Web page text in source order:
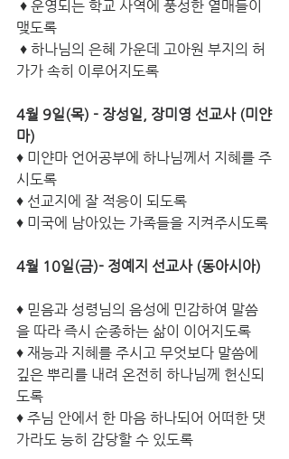
맺도록
가가 속히 이루어지도록
4월 9일(목) - 장성일, 장미영 선교사 (미얀
마)
♦ 미얀마 언어공부에 하나님께서 지혜를 주
시도록
♦ 선교지에 잘 적응이 되도록
♦ 미국에 남아있는 가족들을 지켜주시도록
4월 10일(금)- 정예지 선교사 (동아시아)
♦ 믿음과 성령님의 음성에 민감하여 말씀
을 따라 즉시 순종하는 삶이 이어지도록
♦ 재능과 지혜를 주시고 무엇보다 말씀에
깊은 뿌리를 내려 온전히 하나님께 헌신되
도록
♦ 주님 안에서 한 마음 하나되어 어떠한 댓
가라도 능히 감당할 수 있도록